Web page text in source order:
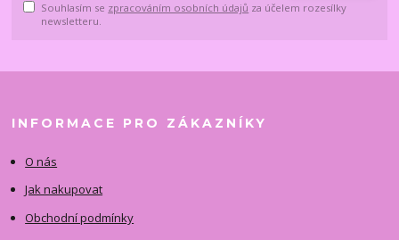
Souhlasím se zpracováním osobních údajů za účelem rozesílky
newsletteru.
INFORMACE PRO ZÁKAZNÍKY
O nás
Jak nakupovat
Obchodní podmínky